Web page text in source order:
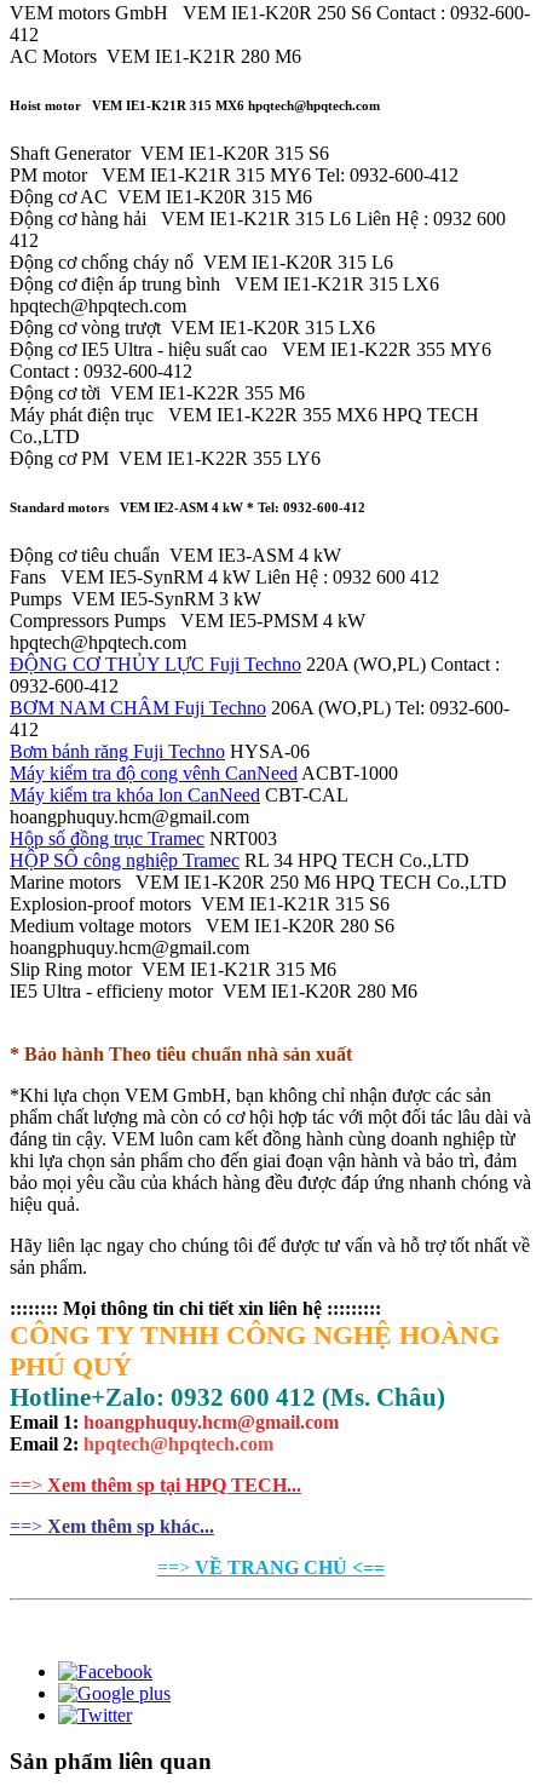
VEM motors GmbH VEM IE1-K20R 250 S6 Contact : 0932-600-
412
AC Motors VEM IE1-K21R 280 M6
Hoist motor VEM IE1-K21R 315 MX6 hpqtech@hpqtech.com
Shaft Generator VEM IE1-K20R 315 S6
PM motor VEM IE1-K21R 315 MY6 Tel: 0932-600-412
Động cơ AC VEM IE1-K20R 315 M6
Động cơ hàng hải VEM IE1-K21R 315 L6 Liên Hệ : 0932 600
412
Động cơ chống cháy nổ VEM IE1-K20R 315 L6
Động cơ điện áp trung bình VEM IE1-K21R 315 LX6
hpqtech@hpqtech.com
Động cơ vòng trượt VEM IE1-K20R 315 LX6
Động cơ IE5 Ultra - hiệu suất cao VEM IE1-K22R 355 MY6
Contact : 0932-600-412
Động cơ tời VEM IE1-K22R 355 M6
Máy phát điện trục VEM IE1-K22R 355 MX6 HPQ TECH
Co.,LTD
Động cơ PM VEM IE1-K22R 355 LY6
Standard motors VEM IE2-ASM 4 kW * Tel: 0932-600-412
Động cơ tiêu chuẩn VEM IE3-ASM 4 kW
Fans VEM IE5-SynRM 4 kW Liên Hệ : 0932 600 412
Pumps VEM IE5-SynRM 3 kW
Compressors Pumps VEM IE5-PMSM 4 kW
hpqtech@hpqtech.com
ĐỘNG CƠ THỦY LỰC Fuji Techno 220A (WO,PL) Contact :
0932-600-412
BƠM NAM CHÂM Fuji Techno 206A (WO,PL) Tel: 0932-600-
412
Bơm bánh răng Fuji Techno HYSA-06
Máy kiểm tra độ cong vênh CanNeed ACBT-1000
Máy kiểm tra khóa lon CanNeed CBT-CAL
hoangphuquy.hcm@gmail.com
Hộp số đồng trục Tramec NRT003
HỘP SỐ công nghiệp Tramec RL 34 HPQ TECH Co.,LTD
Marine motors VEM IE1-K20R 250 M6 HPQ TECH Co.,LTD
Explosion-proof motors VEM IE1-K21R 315 S6
Medium voltage motors VEM IE1-K20R 280 S6
hoangphuquy.hcm@gmail.com
Slip Ring motor VEM IE1-K21R 315 M6
IE5 Ultra - efficieny motor VEM IE1-K20R 280 M6
* Bảo hành Theo tiêu chuẩn nhà sản xuất
*Khi lựa chọn VEM GmbH, bạn không chỉ nhận được các sản
phẩm chất lượng mà còn có cơ hội hợp tác với một đối tác lâu dài và
đáng tin cậy. VEM luôn cam kết đồng hành cùng doanh nghiệp từ
khi lựa chọn sản phẩm cho đến giai đoạn vận hành và bảo trì, đảm
bảo mọi yêu cầu của khách hàng đều được đáp ứng nhanh chóng và
hiệu quả.
Hãy liên lạc ngay cho chúng tôi để được tư vấn và hỗ trợ tốt nhất về
sản phẩm.
:::::::: Mọi thông tin chi tiết xin liên hệ :::::::::
CÔNG TY TNHH CÔNG NGHỆ HOÀNG
PHÚ QUÝ
Hotline+Zalo: 0932 600 412 (Ms. Châu)
Email 1: hoangphuquy.hcm@gmail.com
Email 2: hpqtech@hpqtech.com
==> Xem thêm sp tại HPQ TECH...
==> Xem thêm sp khác...
==> VỀ TRANG CHỦ <==
Sản phẩm liên quan